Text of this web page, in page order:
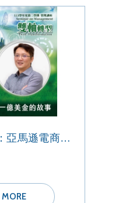
2025管理講座：亞馬遜電商：一億美金的故事
MORE